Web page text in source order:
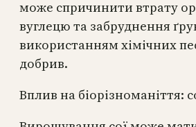
може спричинити втрату
вуглецю та забруднення
використанням хімічних
добрив.
Вплив на біорізноманіття: